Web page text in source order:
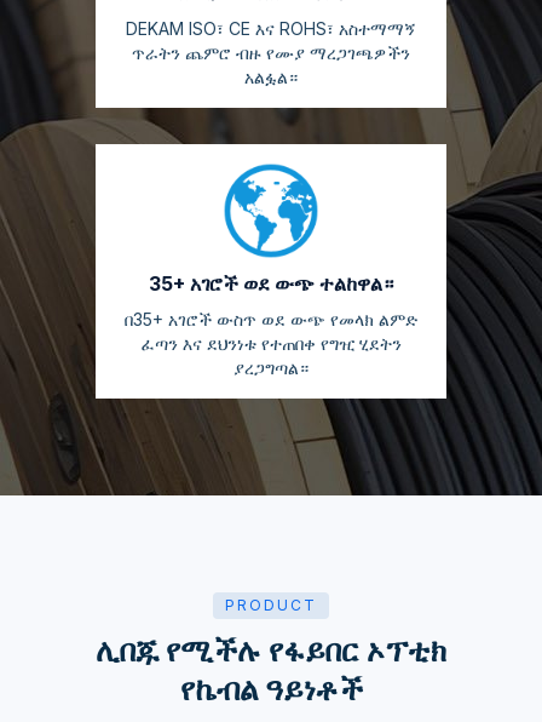
DEKAM ISO፣ CE እና ROHS፣ አስተማማኝ
ጥራትን ጨምሮ ብዙ የሙያ ማረጋገጫዎችን
አልፏል።
35+ አገሮች ወደ ውጭ ተልከዋል።
በ35+ አገሮች ውስጥ ወደ ውጭ የመላክ ልምድ
ፈጣን እና ደህንነቱ የተጠበቀ የግዢ ሂደትን
ያረጋግጣል።
PRODUCT
ሊበጁ የሚችሉ የፋይበር ኦፕቲክ
የኬብል ዓይነቶች